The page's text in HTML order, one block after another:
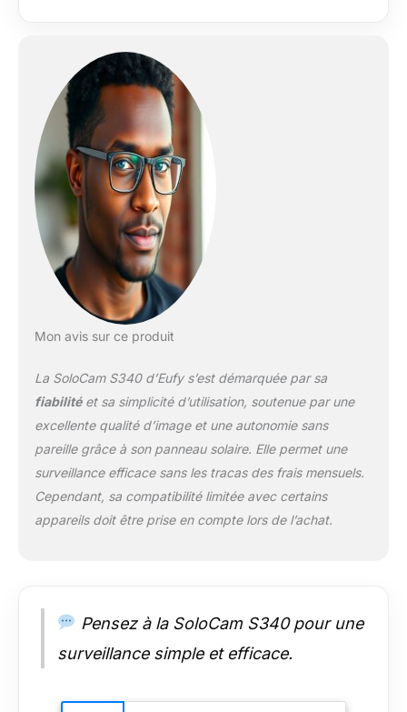
tout en zoomant sur
complète grâce à la
surveillance à 360°,
camera surveillance
sans fil ctronics.
Autonomie Solaire
Inépuisable: Restez
serein avec une
caméra de sécurité
énergie solaire,
Installation en un Clin
place votre système
seulement 5 minutes,
Mon avis sur ce produit
La SoloCam S340 d’Eufy s’est démarquée par sa
fiabilitéet sa simplicité d’utilisation, soutenue par une
excellente qualité d’image et une autonomie sans
pareille grâce à son panneau solaire. Elle permet une
surveillance efficace sans les tracas des frais mensuels.
Cependant, sa compatibilité limitée avec certains
appareils doit être prise en compte lors de l’achat.
Pensez à la SoloCam S340 pour une
surveillance simple et efficace.